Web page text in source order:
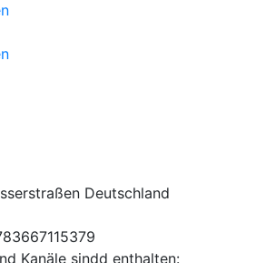
Deutschland
Kanäle sindd enthalten: